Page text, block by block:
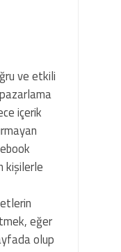
ve etkili
içerik
kişilerle
eğer
olup